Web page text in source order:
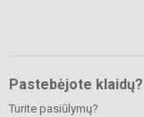
Pastebėjote klaidų?
Turite pasiūlymų?